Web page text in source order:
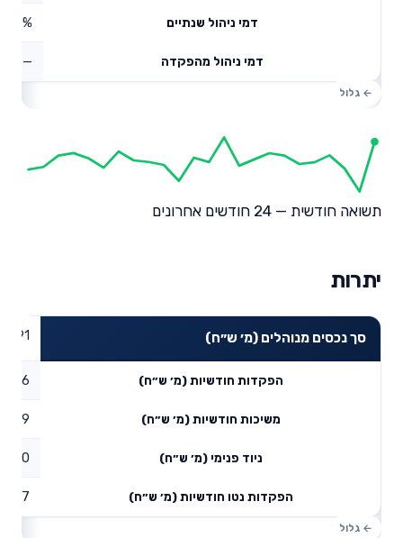
דמי ניהול שנתיים
דמי ניהול מהפקדה —
תשואה חודשית — 24 חודשים אחרונים
יתרות
סך נכסים מנוהלים (מ׳ ש״ח)
הפקדות חודשיות (מ׳ ש״ח) 0.36
משיכות חודשיות (מ׳ ש״ח) 0.09
ניוד פנימי (מ׳ ש״ח) 0
הפקדות נטו חודשיות (מ׳ ש״ח) 0.27